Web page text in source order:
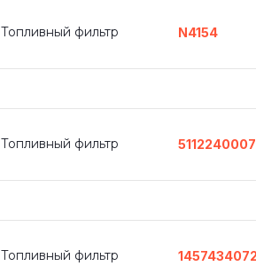
Топливный фильтр N4154
Топливный фильтр 5112240007
Топливный фильтр 1457434072